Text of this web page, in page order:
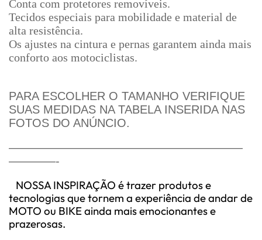
Conta com protetores removíveis.
Tecidos especiais para mobilidade e material de
alta resistência.
Os ajustes na cintura e pernas garantem ainda mais
conforto aos motociclistas.
PARA ESCOLHER O TAMANHO VERIFIQUE
SUAS MEDIDAS NA TABELA INSERIDA NAS
FOTOS DO ANÚNCIO.
————————————————————
————-
NOSSA INSPIRAÇÃO é trazer produtos e
tecnologias que tornem a experiência de andar de
MOTO ou BIKE ainda mais emocionantes e
prazerosas.